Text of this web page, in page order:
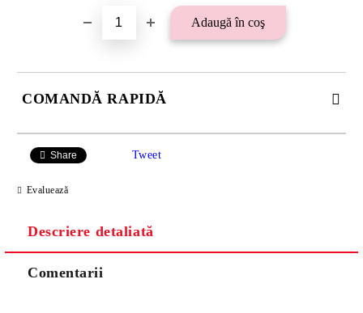
COMANDĂ RAPIDĂ
SAU 15 LEI TAXA TRANSPORT PENTRU PLATA CU
Share Tweet
Evaluează
Descriere detaliată
Comentarii